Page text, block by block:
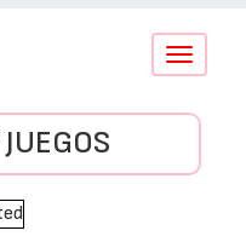
Conmutar